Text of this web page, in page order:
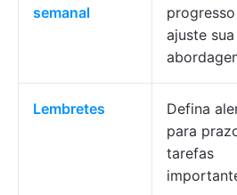
semanal
ajuste sua
Lembretes
Defina
para
tarefas